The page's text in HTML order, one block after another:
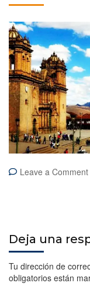
Leave a Comment
Deja una
Tu dirección de
obligatorios están